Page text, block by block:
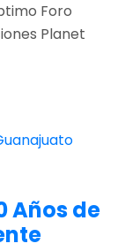
Foro
Planet
Años de